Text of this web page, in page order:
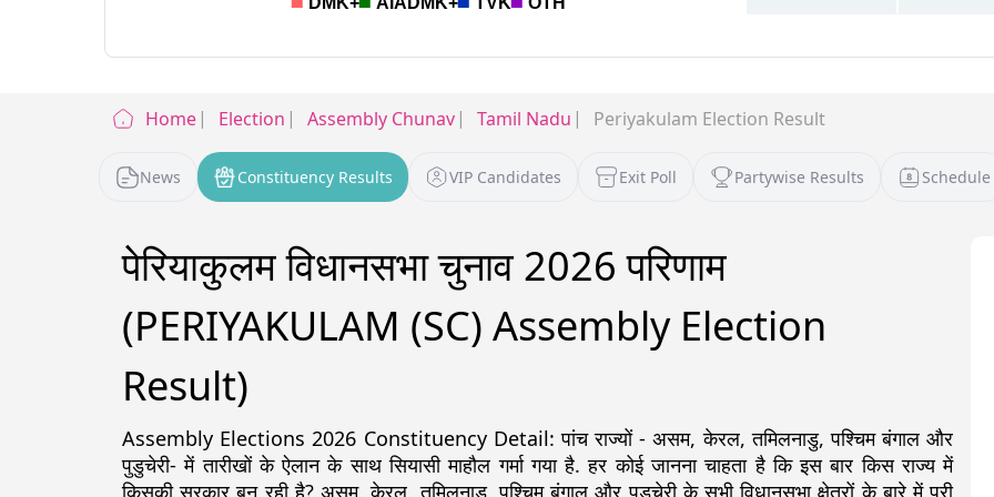
Home Election Assembly Chunav Tamil Nadu Periyakulam Election Result
News Constituency Results VIP Candidates Exit Poll Partywise Results Schedule
पेरियाकुलम विधानसभा चुनाव 2026 परिणाम
(PERIYAKULAM (SC) Assembly Election
Result)
Assembly Elections 2026 Constituency Detail: पांच राज्यों - असम, केरल, तमिलनाडु, पश्चिम बंगाल और
पुडुचेरी- में तारीखों के ऐलान के साथ सियासी माहौल गर्मा गया है. हर कोई जानना चाहता है कि इस बार किस राज्य में